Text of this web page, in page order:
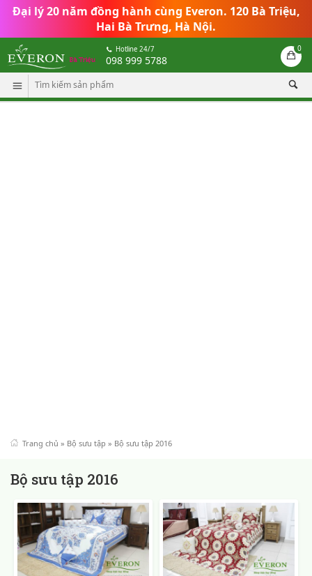
Đại lý 20 năm đồng hành cùng Everon. 120 Bà Triệu,
Hai Bà Trưng, Hà Nội.
Hotline 24/7
098 999 5788
0
Trang chủ » Bộ sưu tập » Bộ sưu tập 2016
Bộ sưu tập 2016